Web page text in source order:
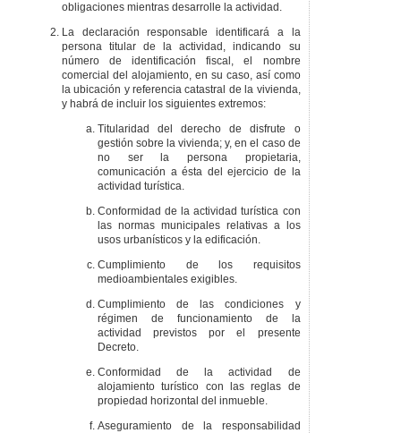
obligaciones mientras desarrolle la actividad.
La declaración responsable identificará a la
persona titular de la actividad, indicando su
número de identificación fiscal, el nombre
comercial del alojamiento, en su caso, así como
la ubicación y referencia catastral de la vivienda,
y habrá de incluir los siguientes extremos:
Titularidad del derecho de disfrute o
gestión sobre la vivienda; y, en el caso de
no ser la persona propietaria,
comunicación a ésta del ejercicio de la
actividad turística.
Conformidad de la actividad turística con
las normas municipales relativas a los
usos urbanísticos y la edificación.
Cumplimiento de los requisitos
medioambientales exigibles.
Cumplimiento de las condiciones y
régimen de funcionamiento de la
actividad previstos por el presente
Decreto.
Conformidad de la actividad de
alojamiento turístico con las reglas de
propiedad horizontal del inmueble.
Aseguramiento de la responsabilidad